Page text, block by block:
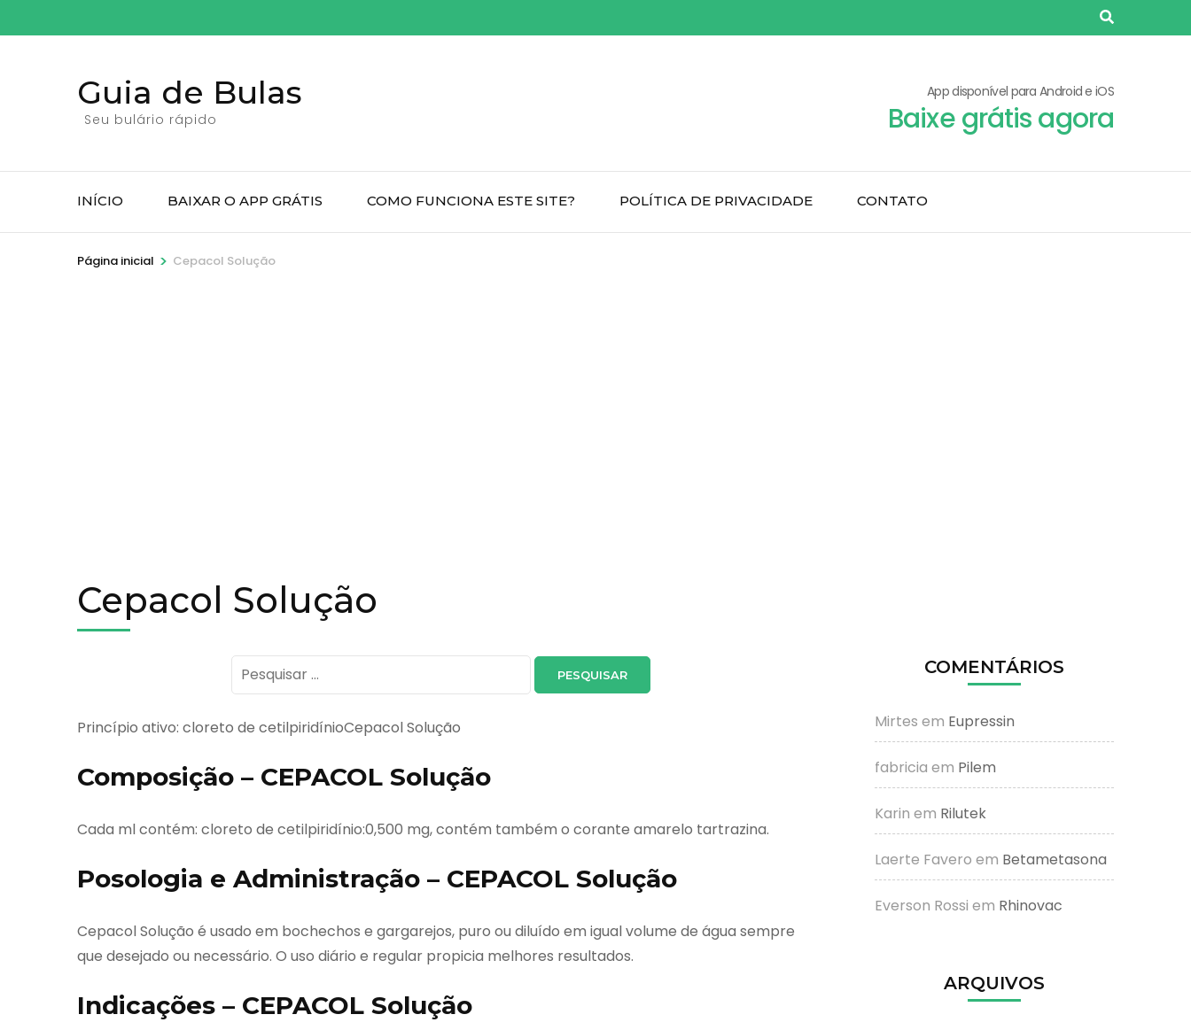
para
Guia de Bulas
Seu bulário rápido
App disponível para Android e iOS
Baixe grátis agora
INÍCIO BAIXAR O APP GRÁTIS COMO FUNCIONA ESTE SITE? POLÍTICA DE PRIVACIDADE CONTATO
Página inicial > Cepacol Solução
Cepacol Solução
Pesquisar
por:
Princípio ativo: cloreto de cetilpiridínioCepacol Solução
Composição – CEPACOL Solução
Cada ml contém: cloreto de cetilpiridínio:0,500 mg, contém também o corante amarelo tartrazina.
Posologia e Administração – CEPACOL Solução
Cepacol Solução é usado em bochechos e gargarejos, puro ou diluído em igual volume de água sempre
que desejado ou necessário. O uso diário e regular propicia melhores resultados.
Indicações – CEPACOL Solução
COMENTÁRIOS
Mirtes em Eupressin
fabricia em Pilem
Karin em Rilutek
Laerte Favero em Betametasona
Everson Rossi em Rhinovac
ARQUIVOS